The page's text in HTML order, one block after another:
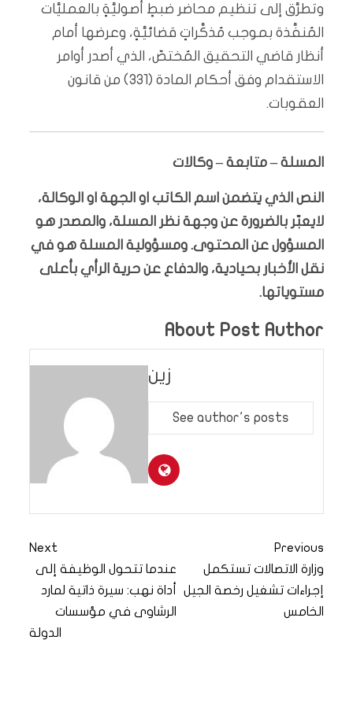
وتطرَّق إلى تنظيم محاضر ضبطٍ أصوليَّةٍ بالعمليَّات
المُنفَّذة بموجب مُذكَّراتٍ قضائيَّةٍ، وعرضها أمام
أنظار قاضي التحقيق المُختصّ، الذي أصدر أوامر
الاستقدام وفق أحكام المادة (331) من قانون
العقوبات.
المسلة – متابعة – وكالات
النص الذي يتضمن اسم الكاتب او الجهة او الوكالة،
لايعبّر بالضرورة عن وجهة نظر المسلة، والمصدر هو
المسؤول عن المحتوى. ومسؤولية المسلة هو في
نقل الأخبار بحيادية، والدفاع عن حرية الرأي بأعلى
مستوياتها.
About Post Author
زين
See author's posts
Previous
وزارة الاتصالات تستكمل
إجراءات تشغيل رخصة الجيل
الخامس
Next
عندما تتحول الوظيفة إلى
أداة نهب: سيرة ذاتية لمارد
الرشاوى في مؤسسات
الدولة